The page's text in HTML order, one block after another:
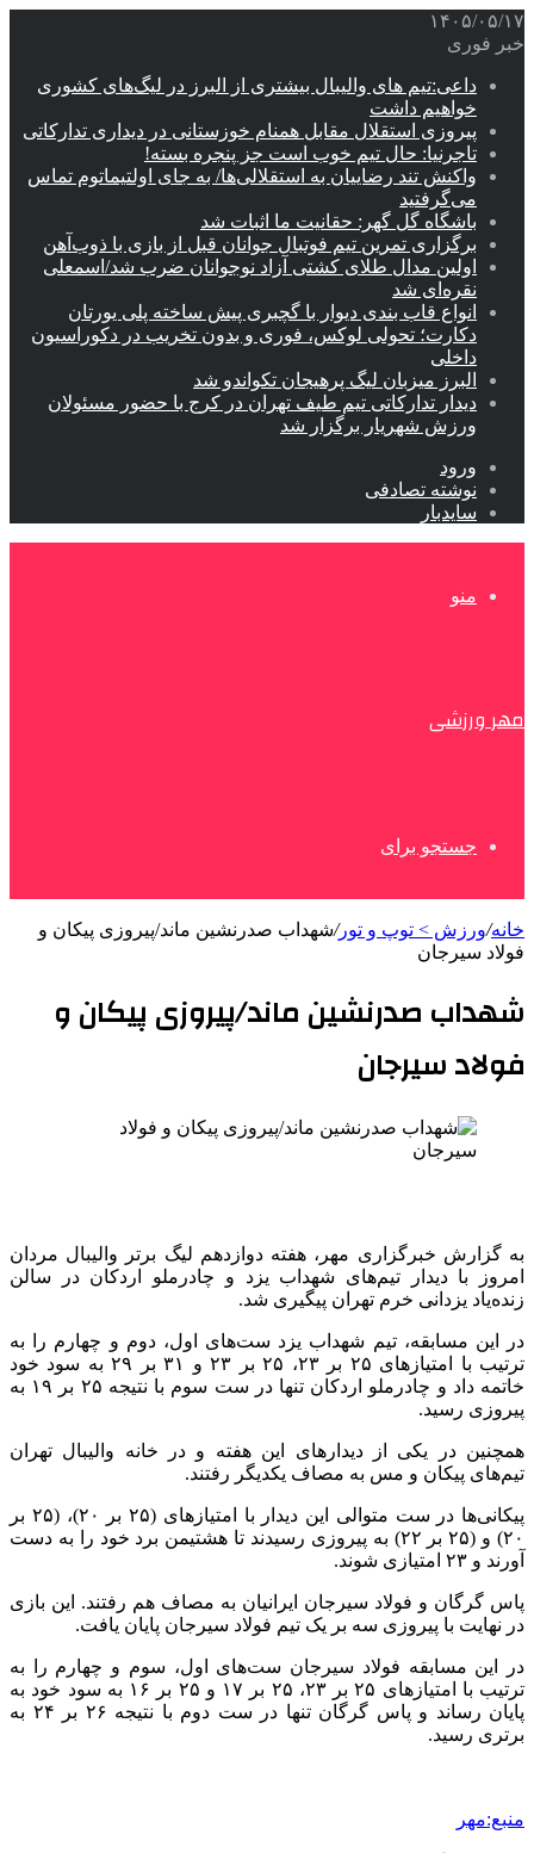
۱۴۰۵/۰۵/۱۷
خبر فوری
داعی:تیم های والیبال بیشتری از البرز در لیگ‌های کشوری
خواهیم داشت
پیروزی استقلال مقابل همنام خوزستانی در دیداری تدارکاتی
تاجرنیا: حال تیم خوب است جز پنجره بسته!
واکنش تند رضاییان به استقلالی‌ها/ به جای اولتیماتوم تماس
می‌گرفتید
باشگاه گل گهر: حقانیت ما اثبات شد
برگزاری تمرین تیم فوتبال جوانان قبل از بازی با ذوب‌آهن
اولین مدال طلای کشتی آزاد نوجوانان ضرب شد/اسمعلی
نقره‌ای شد
انواع قاب بندی دیوار با گچبری پیش ساخته پلی یورتان
دکارت؛ تحولی لوکس، فوری و بدون تخریب در دکوراسیون
داخلی
البرز میزبان لیگ پرهیجان تکواندو شد
دیدار تدارکاتی تیم طیف تهران در کرج با حضور مسئولان
ورزش شهریار برگزار شد
ورود
نوشته تصادفی
سایدبار
منو
مهر ورزشی
جستجو برای
خانه/ورزش > توپ و تور/شهداب صدرنشین ماند/پیروزی پیکان و
فولاد سیرجان
شهداب صدرنشین ماند/پیروزی پیکان و
فولاد سیرجان
به گزارش خبرگزاری مهر، هفته دوازدهم لیگ برتر والیبال مردان
امروز با دیدار تیم‌های شهداب یزد و چادرملو اردکان در سالن
زنده‌یاد یزدانی خرم تهران پیگیری شد.
در این مسابقه، تیم شهداب یزد ست‌های اول، دوم و چهارم را به
ترتیب با امتیازهای ۲۵ بر ۲۳، ۲۵ بر ۲۳ و ۳۱ بر ۲۹ به سود خود
خاتمه داد و چادرملو اردکان تنها در ست سوم با نتیجه ۲۵ بر ۱۹ به
پیروزی رسید.
همچنین در یکی از دیدارهای این هفته و در خانه والیبال تهران
تیم‌های پیکان و مس به مصاف یکدیگر رفتند.
پیکانی‌ها در ست متوالی این دیدار با امتیازهای (۲۵ بر ۲۰)، (۲۵ بر
۲۰) و (۲۵ بر ۲۲) به پیروزی رسیدند تا هشتیمن برد خود را به دست
آورند و ۲۳ امتیازی شوند.
پاس گرگان و فولاد سیرجان ایرانیان به مصاف هم رفتند. این بازی
در نهایت با پیروزی سه بر یک تیم فولاد سیرجان پایان یافت.
در این مسابقه فولاد سیرجان ست‌های اول، سوم و چهارم را به
ترتیب با امتیازهای ۲۵ بر ۲۳، ۲۵ بر ۱۷ و ۲۵ بر ۱۶ به سود خود به
پایان رساند و پاس گرگان تنها در ست دوم با نتیجه ۲۶ بر ۲۴ به
برتری رسید.
منبع:مهر